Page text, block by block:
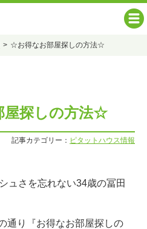
☆お得なお部屋探しの方法☆
探しの方法☆
記事カテゴリー： ピタットハウス情報
ュさを忘れない34歳の冨田
通り『お得なお部屋探しの